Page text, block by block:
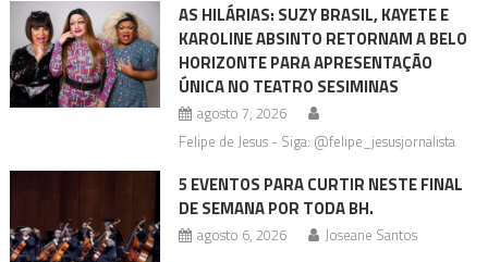
AS HILÁRIAS: SUZY BRASIL, KAYETE E
KAROLINE ABSINTO RETORNAM A BELO
HORIZONTE PARA APRESENTAÇÃO
ÚNICA NO TEATRO SESIMINAS
agosto 7, 2026
Felipe de Jesus - Siga: @felipe_jesusjornalista
5 EVENTOS PARA CURTIR NESTE FINAL
DE SEMANA POR TODA BH.
agosto 6, 2026 Joseane Santos